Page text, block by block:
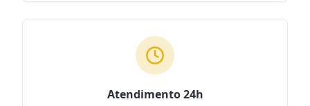
Atendimento 24h